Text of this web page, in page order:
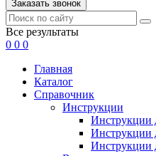
Заказать звонок
Все результаты
0 0 0
Главная
Каталог
Cправочник
Инструкции
Инструкции
Инструкции
Инструкции